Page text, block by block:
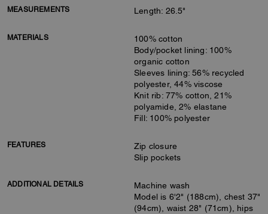
MEASUREMENTS Length: 26.5"
MATERIALS
100% cotton
Body/pocket lining: 100%
organic cotton
Sleeves lining: 56% recycled
polyester, 44% viscose
Knit rib: 77% cotton, 21%
polyamide, 2% elastane
Fill: 100% polyester
FEATURES
Zip closure
Slip pockets
ADDITIONAL DETAILS
Machine wash
Model is 6'2" (188cm), chest 37"
(94cm), waist 28" (71cm), hips